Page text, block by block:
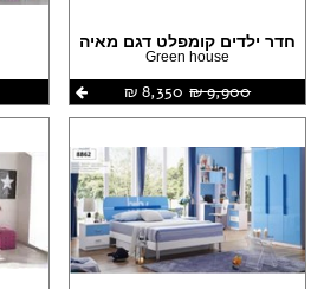
חדר ילדים קומפלט דגם מאיה
Green house
9,900 ‏₪
8,350 ‏₪